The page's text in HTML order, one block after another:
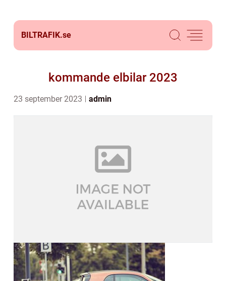
BILTRAFIK.se
kommande elbilar 2023
23 september 2023 admin